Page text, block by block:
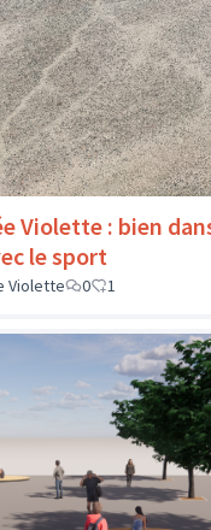
Violette : bien
le sport
Violette
0 1